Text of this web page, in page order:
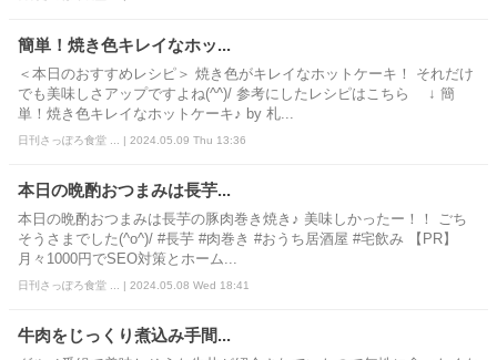
簡単！焼き色キレイなホッ...
＜本日のおすすめレシピ＞ 焼き色がキレイなホットケーキ！ それだけ
でも美味しさアップですよね(^^)/ 参考にしたレシピはこちら ↓ 簡
単！焼き色キレイなホットケーキ♪ by 札...
日刊さっぽろ食堂 ... | 2024.05.09 Thu 13:36
本日の晩酌おつまみは長芋...
本日の晩酌おつまみは長芋の豚肉巻き焼き♪ 美味しかったー！！ ごち
そうさまでした(^o^)/ #長芋 #肉巻き #おうち居酒屋 #宅飲み 【PR】
月々1000円でSEO対策とホーム...
日刊さっぽろ食堂 ... | 2024.05.08 Wed 18:41
牛肉をじっくり煮込み手間...